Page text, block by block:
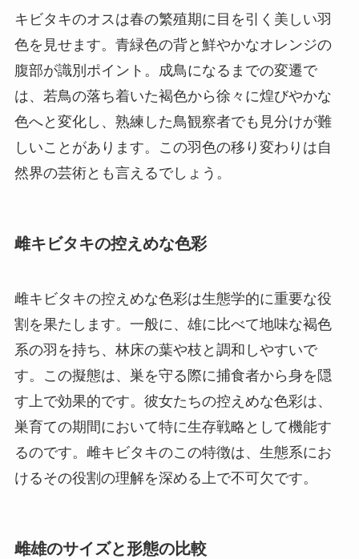
キビタキのオスは春の繁殖期に目を引く美しい羽
色を見せます。青緑色の背と鮮やかなオレンジの
腹部が識別ポイント。成鳥になるまでの変遷で
は、若鳥の落ち着いた褐色から徐々に煌びやかな
色へと変化し、熟練した鳥観察者でも見分けが難
しいことがあります。この羽色の移り変わりは自
然界の芸術とも言えるでしょう。
雌キビタキの控えめな色彩
雌キビタキの控えめな色彩は生態学的に重要な役
割を果たします。一般に、雄に比べて地味な褐色
系の羽を持ち、林床の葉や枝と調和しやすいで
す。この擬態は、巣を守る際に捕食者から身を隠
す上で効果的です。彼女たちの控えめな色彩は、
巣育ての期間において特に生存戦略として機能す
るのです。雌キビタキのこの特徴は、生態系にお
けるその役割の理解を深める上で不可欠です。
雌雄のサイズと形態の比較